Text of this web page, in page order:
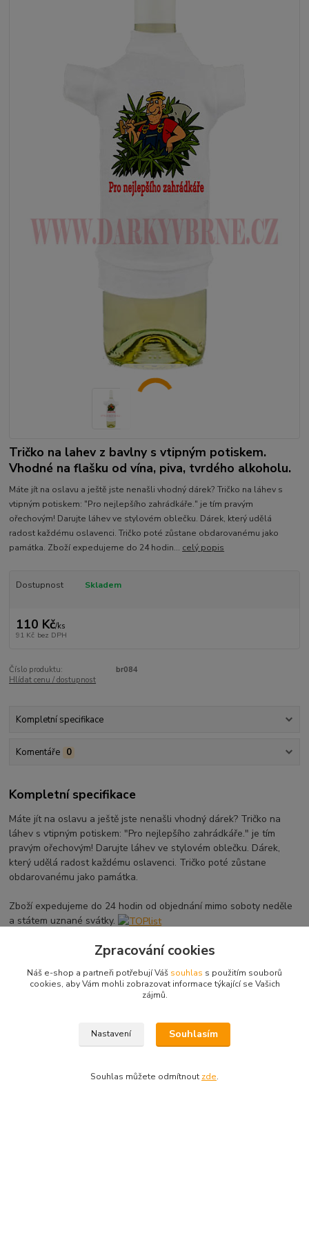
Tričko na lahev z bavlny s vtipným potiskem.
Vhodné na flašku od vína, piva, tvrdého alkoholu.
Máte jít na oslavu a ještě jste nenašli vhodný dárek? Tričko na láhev s
vtipným potiskem: "Pro nejlepšího zahrádkáře." je tím pravým
ořechovým! Darujte láhev ve stylovém oblečku. Dárek, který udělá
radost každému oslavenci. Tričko poté zůstane obdarovanému jako
památka. Zboží expedujeme do 24 hodin... celý popis
Dostupnost Skladem
110 Kč/ks
91 Kč bez DPH
Číslo produktu:
br084
Hlídat cenu / dostupnost
Kompletní specifikace
Komentáře 0
Kompletní specifikace
Máte jít na oslavu a ještě jste nenašli vhodný dárek? Tričko na
láhev s vtipným potiskem: "Pro nejlepšího zahrádkáře." je tím
pravým ořechovým! Darujte láhev ve stylovém oblečku. Dárek,
který udělá radost každému oslavenci. Tričko poté zůstane
obdarovanému jako památka.
Zboží expedujeme do 24 hodin od objednání mimo soboty neděle
a státem uznané svátky.
Zboží zařazeno v kategoriích
Vtipné oblečení
Kompletní nabídka
Zpracování cookies
Náš e-shop a partneři potřebují Váš souhlas s použitím souborů
cookies, aby Vám mohli zobrazovat informace týkající se Vašich
zájmů.
Nastavení Souhlasím
Souhlas můžete odmítnout zde.